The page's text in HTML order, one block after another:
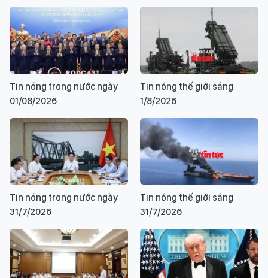
Tin nóng trong nước ngày
01/08/2026
Tin nóng thế giới sáng
1/8/2026
Tin nóng trong nước ngày
31/7/2026
Tin nóng thế giới sáng
31/7/2026